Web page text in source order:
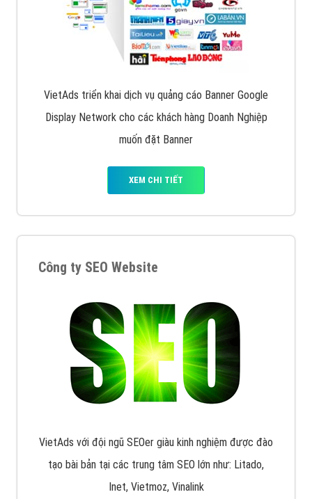
VietAds triển khai dịch vụ quảng cáo Banner Google
Display Network cho các khách hàng Doanh Nghiệp
muốn đặt Banner
XEM CHI TIẾT
Công ty SEO Website
VietAds với đội ngũ SEOer giàu kinh nghiệm được đào
tạo bài bản tại các trung tâm SEO lớn như: Litado,
Inet, Vietmoz, Vinalink